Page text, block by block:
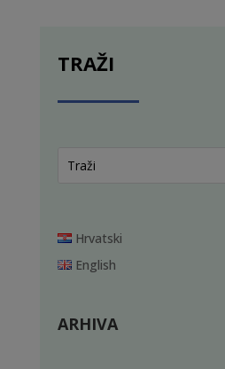
TRAŽI
Hrvatski
English
ARHIVA